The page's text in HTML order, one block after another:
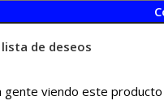
de deseos
gente viendo este producto